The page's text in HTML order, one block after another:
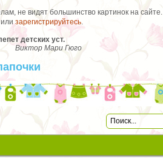
не видят большинство картинок на сайте.
илизарегистрируйтесь.
детских уст.
Виктор Мари Гюго